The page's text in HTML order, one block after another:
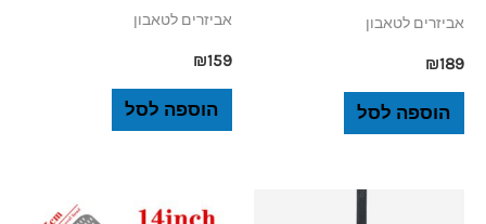
אביזרים לטאבון
₪189
הוספה לסל
אביזרים לטאבון
₪159
הוספה לסל